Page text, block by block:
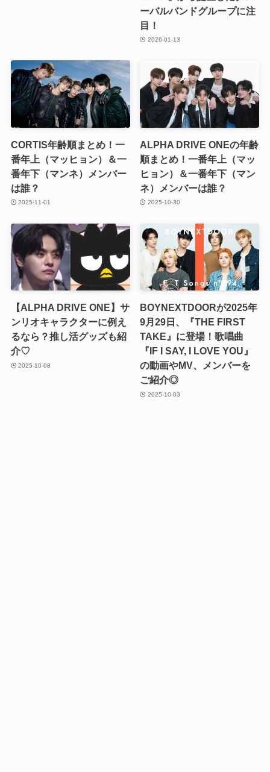
ーバルバンドグループに注
目！
2026-01-13
CORTIS年齢順まとめ！一
番年上（マッヒョン）＆一
番年下（マンネ）メンバー
は誰？
2025-11-01
ALPHA DRIVE ONEの年齢
順まとめ！一番年上（マッ
ヒョン）＆一番年下（マン
ネ）メンバーは誰？
2025-10-30
【ALPHA DRIVE ONE】サ
ンリオキャラクターに例え
るなら？推し活グッズも紹
介♡
2025-10-08
BOYNEXTDOORが2025年
9月29日、『THE FIRST
TAKE』に登場！歌唱曲
『IF I SAY, I LOVE YOU』
の動画やMV、メンバーを
ご紹介◎
2025-10-03